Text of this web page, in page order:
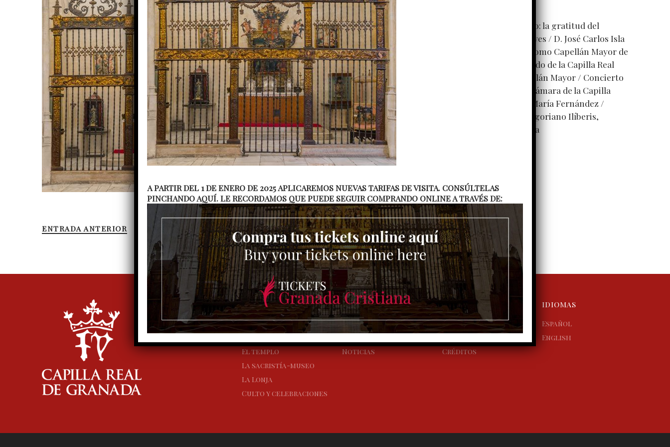
ENTRADA ANTERIOR
Tres décadas de servicio: la gratitud del
Cabildo a D. Manuel Reyes
D. José Carlos Isla
Tejera toma posesión como Capellán Mayor de
El Cabildo de la Capilla Real
acoge a su nuevo Capellán Mayor
Concierto
de Pascua del Coro de cámara de la Capilla
Real, dirigido por Ana María Fernández
Concierto del Coro gregoriano Ilíberis,
dirigido por Julieta Vega
LA CAPILLA REAL
Los Reyes fundadores
El templo
La sacristía-museo
La Lonja
Culto y celebraciones
VISITA CULTURAL
Comprar Entradas
Noticias
NOTAS
Aviso legal
Créditos
IDIOMAS
Español
English
A PARTIR DEL 1 DE ENERO DE 2025 APLICAREMOS NUEVAS TARIFAS DE VISITA. CONSÚLTELAS
PINCHANDO AQUÍ. LE RECORDAMOS QUE PUEDE SEGUIR COMPRANDO ONLINE A TRAVÉS DE: